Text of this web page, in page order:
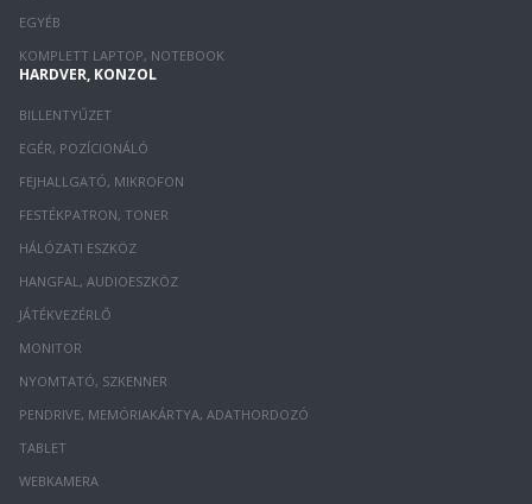
EGYÉB
KOMPLETT LAPTOP, NOTEBOOK
HARDVER, KONZOL
BILLENTYŰZET
EGÉR, POZÍCIONÁLÓ
FEJHALLGATÓ, MIKROFON
FESTÉKPATRON, TONER
HÁLÓZATI ESZKÖZ
HANGFAL, AUDIOESZKÖZ
JÁTÉKVEZÉRLŐ
MONITOR
NYOMTATÓ, SZKENNER
PENDRIVE, MEMÓRIAKÁRTYA, ADATHORDOZÓ
TABLET
WEBKAMERA